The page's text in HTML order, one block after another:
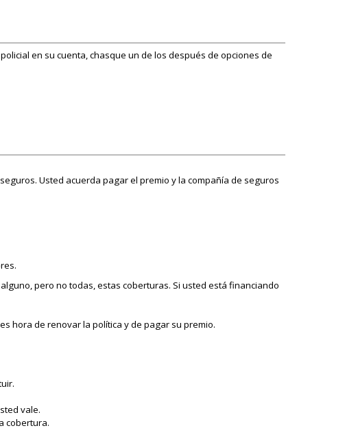
en su cuenta, chasque un de los después de opciones de
Usted acuerda pagar el premio y la compañía de seguros
pero no todas, estas coberturas. Si usted está financiando
hora de renovar la política y de pagar su premio.
vale.
cobertura.